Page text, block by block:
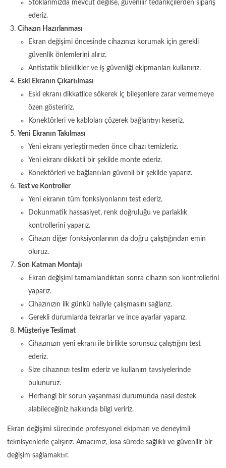
Stoklarımızda mevcut değilse, güvenilir tedarikçilerden sipariş
ederiz.
Cihazın Hazırlanması
Ekran değişimi öncesinde cihazınızı korumak için gerekli
güvenlik önlemlerini alırız.
Antistatik bileklikler ve iş güvenliği ekipmanları kullanırız.
Eski Ekranın Çıkartılması
Eski ekranı dikkatlice sökerek iç bileşenlere zarar vermemeye
özen gösteririz.
Konektörleri ve kabloları çözerek bağlantıyı keseriz.
Yeni Ekranın Takılması
Yeni ekranı yerleştirmeden önce cihazı temizleriz.
Yeni ekranı dikkatli bir şekilde monte ederiz.
Konektörleri ve bağlantıları güvenli bir şekilde yaparız.
Test ve Kontroller
Yeni ekranın tüm fonksiyonlarını test ederiz.
Dokunmatik hassasiyet, renk doğruluğu ve parlaklık
kontrollerini yaparız.
Cihazın diğer fonksiyonlarının da doğru çalıştığından emin
oluruz.
Son Katman Montajı
Ekran değişimi tamamlandıktan sonra cihazın son kontrollerini
yaparız.
Cihazınızın ilk günkü haliyle çalışmasını sağlarız.
Gerekli durumlarda tekrarlar ve ince ayarlar yaparız.
Müşteriye Teslimat
Cihazınızın yeni ekranı ile birlikte sorunsuz çalıştığını test
ederiz.
Size cihazınızı teslim ederiz ve kullanım tavsiyelerinde
bulunuruz.
Herhangi bir sorun yaşanması durumunda nasıl destek
alabileceğiniz hakkında bilgi veririz.
Ekran değişimi sürecinde profesyonel ekipman ve deneyimli
teknisyenlerle çalışırız. Amacımız, kısa sürede sağlıklı ve güvenilir bir
değişim sağlamaktır.